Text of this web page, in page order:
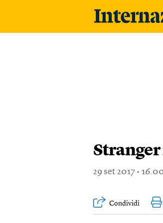
29 set 2017
Condividi